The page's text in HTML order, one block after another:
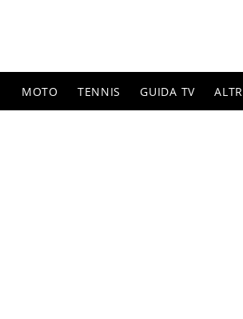
MOTO TENNIS GUIDA TV